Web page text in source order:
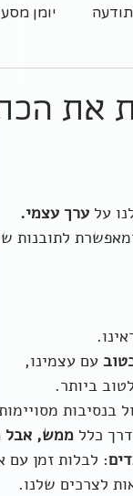
תודעה יומן
את
על ערך עצמי.
לתובנות
עם עצמינו,
לטוב ביותר.
בנסיבות
כלל ממש, אבל
: לבלות זמן עם
לצרכים שלנו.